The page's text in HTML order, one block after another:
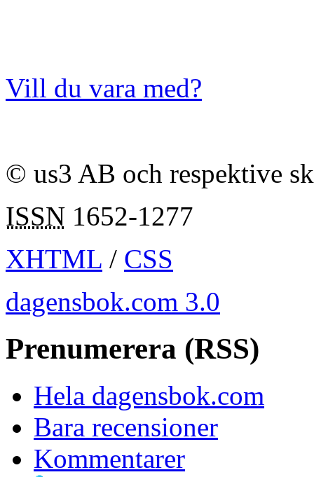
Vill du vara med?
© us3 AB och respektive
ISSN 1652-1277
XHTML / CSS
dagensbok.com 3.0
Prenumerera (RSS)
Hela dagensbok.com
Bara recensioner
Kommentarer